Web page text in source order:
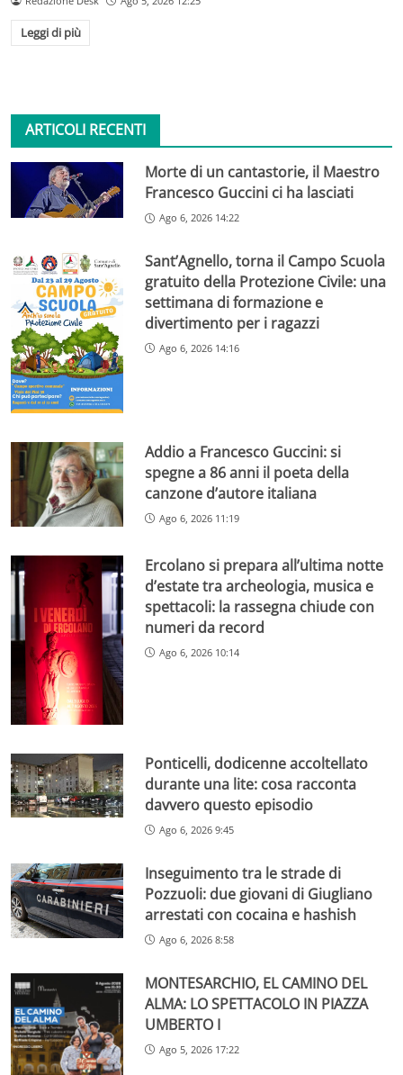
Leggi di più
ARTICOLI RECENTI
Morte di un cantastorie, il Maestro
Francesco Guccini ci ha lasciati
Ago 6, 2026 14:22
Sant’Agnello, torna il Campo Scuola
gratuito della Protezione Civile: una
settimana di formazione e
divertimento per i ragazzi
Ago 6, 2026 14:16
Addio a Francesco Guccini: si
spegne a 86 anni il poeta della
canzone d’autore italiana
Ago 6, 2026 11:19
Ercolano si prepara all’ultima notte
d’estate tra archeologia, musica e
spettacoli: la rassegna chiude con
numeri da record
Ago 6, 2026 10:14
Ponticelli, dodicenne accoltellato
durante una lite: cosa racconta
davvero questo episodio
Ago 6, 2026 9:45
Inseguimento tra le strade di
Pozzuoli: due giovani di Giugliano
arrestati con cocaina e hashish
Ago 6, 2026 8:58
MONTESARCHIO, EL CAMINO DEL
ALMA: LO SPETTACOLO IN PIAZZA
UMBERTO I
Ago 5, 2026 17:22